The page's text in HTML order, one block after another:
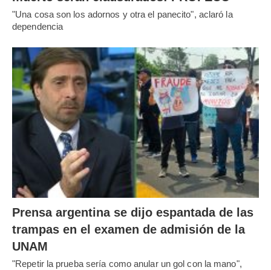
"Una cosa son los adornos y otra el panecito", aclaró la
dependencia
Prensa argentina se dijo espantada de las
trampas en el examen de admisión de la
UNAM
"Repetir la prueba sería como anular un gol con la mano",